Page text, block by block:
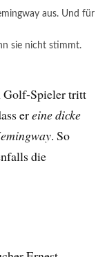
aus. Und für
sie nicht stimmt.
Golf-Spieler tritt
ereine dicke
. So
die